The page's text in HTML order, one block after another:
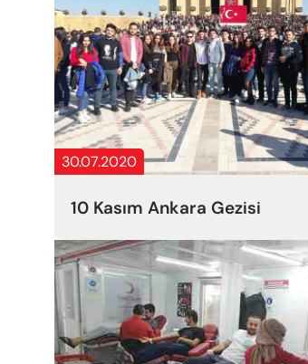
30.07.2020
10 Kasım Ankara Gezisi